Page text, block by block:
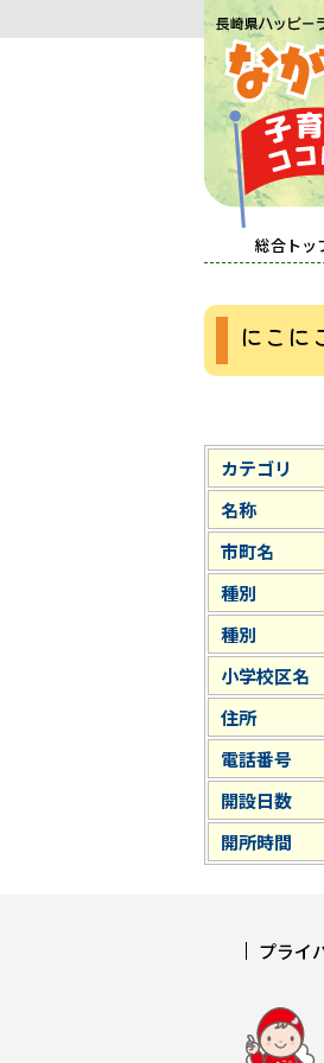
総合トッ
にこに
カテゴリ
名称
市町名
種別
種別
小学校区名
住所
電話番号
開設日数
開所時間
プライ